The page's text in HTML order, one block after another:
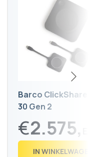
Barco ClickShare
30 Gen 2
€2.575,
€ 3.115,
IN WINKELWAGEN